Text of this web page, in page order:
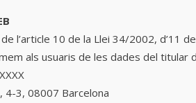
l’article 10 de la Llei 34/2002, d’11
als usuaris de les dades del titular
4-3, 08007 Barcelona